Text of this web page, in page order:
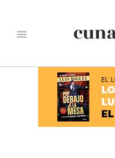
menu